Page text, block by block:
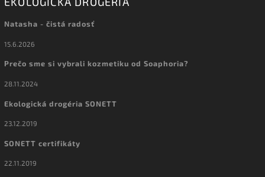
Natasha - čistá radosť
15.6.2026
Prečo sme si vybrali kozmetiku od Soaphoria?
28.11.2024
Ekologická drogéria SONETT
23.12.2019
SONETT certifikáty
22.11.2019